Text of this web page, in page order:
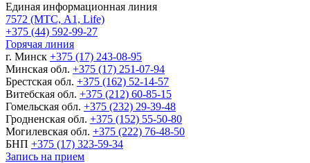
Единая информационная линия
7572 (МТС, A1, Life)
+375 (44) 592-99-27
Горячая линия
г. Минск +375 (17) 243-08-95
Минская обл. +375 (17) 251-07-94
Брестская обл. +375 (162) 52-14-57
Витебская обл. +375 (212) 60-85-15
Гомельская обл. +375 (232) 29-39-48
Гродненская обл. +375 (152) 55-50-80
Могилевская обл. +375 (222) 76-48-50
БНП +375 (17) 323-59-34
Запись на прием